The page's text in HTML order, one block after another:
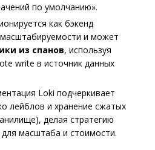
по умолчанию».
как бэкенд
и может
из спанов, используя
write в источник данных
Loki подчеркивает
лейблов и хранение сжатых
делая стратегию
масштаба и стоимости.